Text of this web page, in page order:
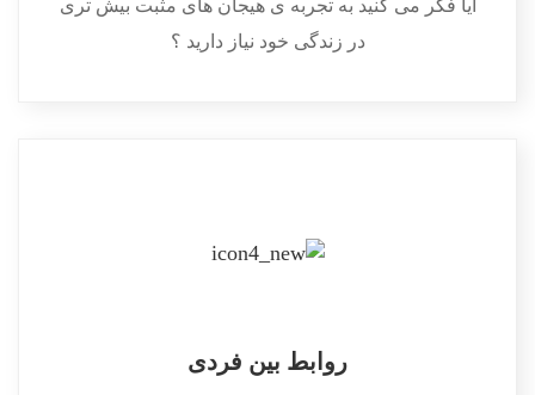
آیا فکر می کنید به تجربه ی هیجان های مثبت بیش تری
در زندگی خود نیاز دارید ؟
روابط بین فردی